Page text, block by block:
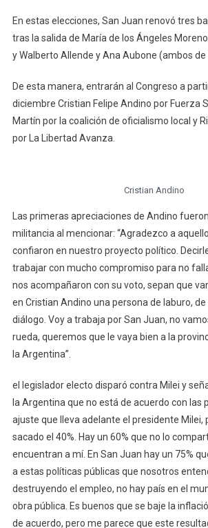
En estas elecciones, San Juan renovó tres
tras la salida de María de los Ángeles
y Walberto Allende y Ana Aubone (ambos de
De esta manera, entrarán al Congreso a
diciembre Cristian Felipe Andino por Fuerza
Martín por la coalición de oficialismo local y
por La Libertad Avanza.
Cristian Andino
Las primeras apreciaciones de Andino
militancia al mencionar: “Agradezco a
confiaron en nuestro proyecto político.
trabajar con mucho compromiso para no
nos acompañaron con su voto, sepan que
en Cristian Andino una persona de laburo, de
diálogo. Voy a trabaja por San Juan, no
rueda, queremos que le vaya bien a la
la Argentina”.
el legislador electo disparó contra Milei y
la Argentina que no está de acuerdo con las
ajuste que lleva adelante el presidente Milei,
sacado el 40%. Hay un 60% que no lo
encuentran a mí. En San Juan hay un 75%
a estas políticas públicas que nosotros
destruyendo el empleo, no hay país en el
obra pública. Es buenos que se baje la
de acuerdo, pero me parece que este